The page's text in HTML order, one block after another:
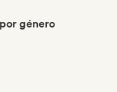
género